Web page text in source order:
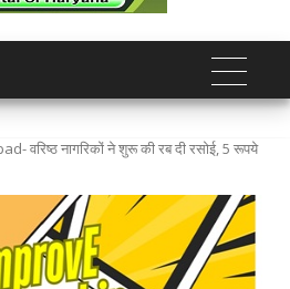
वरिष्ठ नागरिकों ने शुरू की रब दी रसोई, 5 रूपये